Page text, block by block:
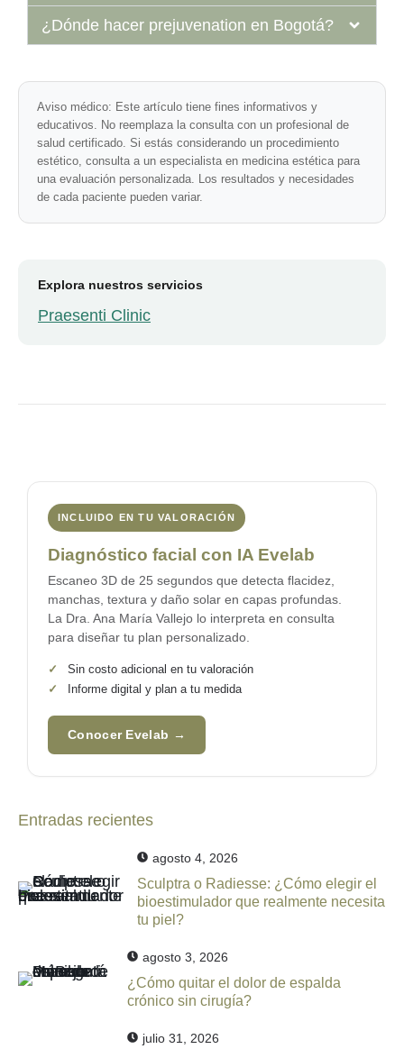
¿Dónde hacer prejuvenation en Bogotá?
Aviso médico: Este artículo tiene fines informativos y
educativos. No reemplaza la consulta con un profesional de
salud certificado. Si estás considerando un procedimiento
estético, consulta a un especialista en medicina estética para
una evaluación personalizada. Los resultados y necesidades
de cada paciente pueden variar.
Explora nuestros servicios
Praesenti Clinic
INCLUIDO EN TU VALORACIÓN
Diagnóstico facial con IA Evelab
Escaneo 3D de 25 segundos que detecta flacidez,
manchas, textura y daño solar en capas profundas.
La Dra. Ana María Vallejo lo interpreta en consulta
para diseñar tu plan personalizado.
✓
Sin costo adicional en tu valoración
✓
Informe digital y plan a tu medida
Conocer Evelab →
Entradas recientes
agosto 4, 2026
Sculptra o Radiesse: ¿Cómo elegir el
bioestimulador que realmente necesita
tu piel?
agosto 3, 2026
¿Cómo quitar el dolor de espalda
crónico sin cirugía?
julio 31, 2026